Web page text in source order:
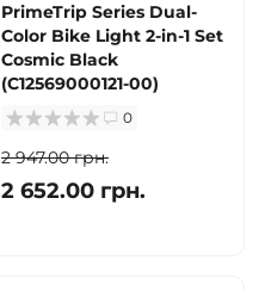
PrimeTrip Series Dual-
Color Bike Light 2-in-1 Set
Cosmic Black
(C12569000121-00)
0
2 947.00 грн.
2 652.00 грн.